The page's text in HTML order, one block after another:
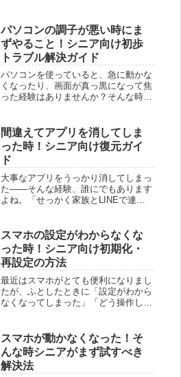
ければよいのか、不安に感じている方
も多いはずです。そこで今回は、シニ
ア...
パソコンの調子が悪い時にま
ずやること！シニア向け初歩
トラブル解決ガイド
パソコンを使っていると、急に動かな
くなったり、画面が真っ黒になって焦
った経験はありませんか？そんな時、
が、ちょっとしたコツや基本のチェッ
クだけで、意外と簡単に解決できるこ
とも...
間違えてアプリを消してしま
った時！シニア向け復元ガイ
ド
大事なアプリをうっかり消してしまっ
た――そんな経験、誰にでもあります
よね。「せっかく家族とLINEで連絡
ず。でも、ご安心ください。アプリは
ほとんどの場合、簡単に元通りにで
き...
スマホの設定がわからなくな
った時！シニア向け初期化・
再設定の方法
最近はスマホがとても便利になりまし
たが、ふとしたときに「設定がわから
なくなってしまった」「どう操作して
会うと、とても不安になりますよね。
しかし、心配しなくても大丈夫。この
記...
スマホが動かなくなった！そ
んな時シニアがまず試すべき
解決法